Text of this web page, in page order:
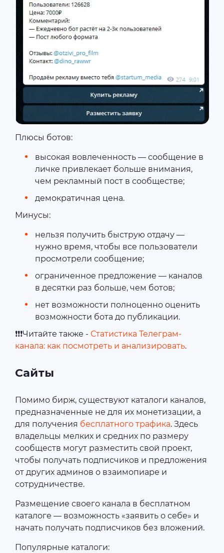
Плюсы ботов:
высокая вовлеченность — сообщение в
личке привлекает больше внимания,
чем рекламный пост в сообществе;
демократичная цена.
Минусы:
нельзя получить быструю отдачу —
нужно время, чтобы все пользователи
просмотрели сообщение;
ограниченное предложение — каналов
в десятки раз больше, чем ботов;
нет возможности полноценно оценить
возможности бота до публикации.
❗❗❗Читайте также - Статистика Телеграм-
канала: как посмотреть и анализировать.
Сайты
Помимо бирж, существуют каталоги каналов,
предназначенные не для их монетизации, а
для получения бесплатного трафика. Здесь
владельцы мелких и средних по размеру
сообществ могут разместить свой проект,
чтобы получать подписчиков и предложения
от других админов о взаимопиаре и
сотрудничестве.
Размещение своего канала в бесплатном
каталоге — возможность «заявить о себе» и
начать получать подписчиков без вложений.
Популярные каталоги: